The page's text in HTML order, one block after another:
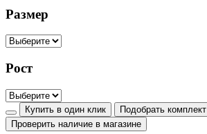
Размер
Рост
Купить в один клик
Подобрать комплект
Проверить наличие в магазине